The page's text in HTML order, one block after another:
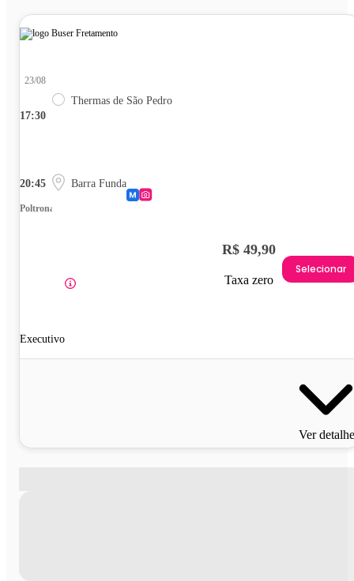
17:30
23/08
Thermas de São Pedro
20:45 Barra Funda
Poltrona
Executivo
R$ 49,90
Taxa zero
Selecionar
Ver